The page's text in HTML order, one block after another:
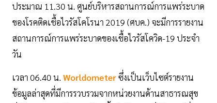
ประมาณ 11.30 น. ศูนย์บริหารสถานการณ์การแพร่ระบาด
ของโรคติดเชื้อไวรัสโคโรนา 2019 (ศบค.) จะมีการรายงาน
สถานการณ์การแพร่ระบาดของเชื้อไวรัสโควิด-19 ประจำ
วัน
เวลา 06.40 น. Worldometerซึ่งเป็นเว็บไซต์รายงาน
ข้อมูลล่าสุดที่มีการรวบรวมจากหน่วยงานด้านสาธารณสุข